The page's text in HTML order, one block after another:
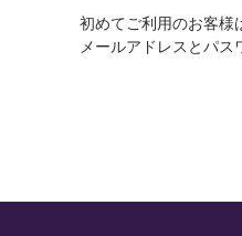
初めてご利用のお客様
メールアドレスとパス